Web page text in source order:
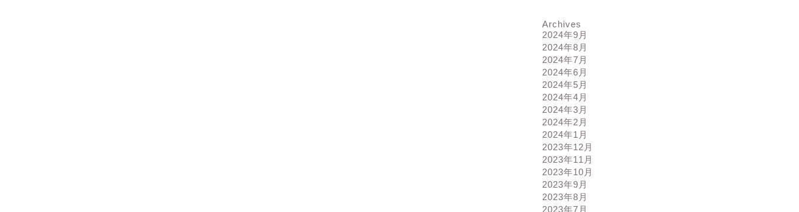
Archives
2024年9月
2024年8月
2024年7月
2024年6月
2024年5月
2024年4月
2024年3月
2024年2月
2024年1月
2023年12月
2023年11月
2023年10月
2023年9月
2023年8月
2023年7月